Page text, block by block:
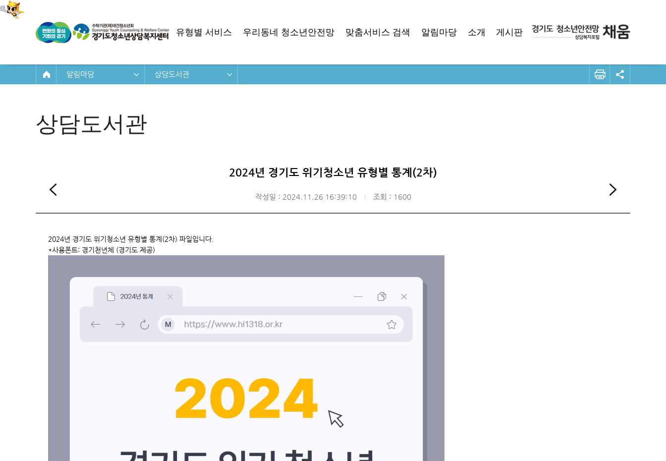
유형별 서비스 우리동네 청소년안전망 맞춤서비스 검색 알림마당 소개 게시판
알림마당 상담도서관
상담도서관
2024년 경기도 위기청소년 유형별 통계(2차)
작성일 : 2024.11.26 16:39:10 조회 : 1600
2024년 경기도 위기청소년 유형별 통계(2차) 파일입니다.
*사용폰트: 경기천년체 (경기도 제공)